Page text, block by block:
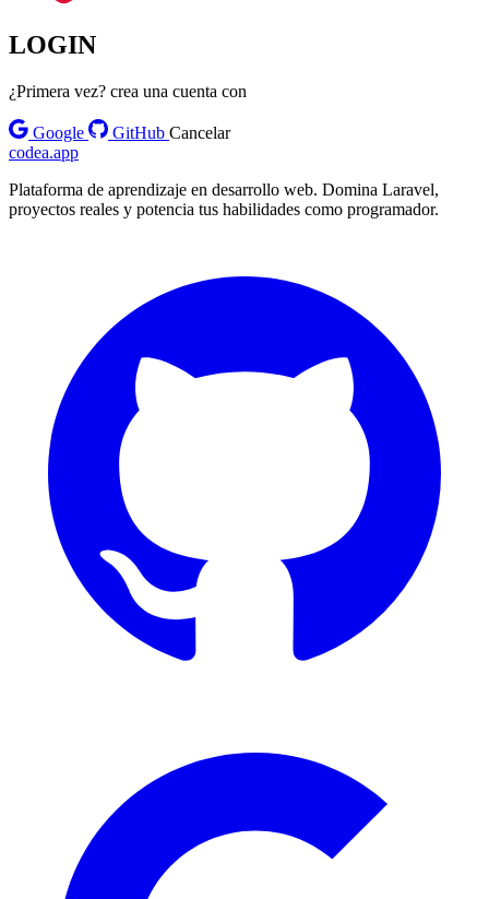
LOGIN
¿Primera vez? crea una cuenta con
Google GitHub Cancelar
codea.app
Plataforma de aprendizaje en desarrollo web. Domina Laravel,
proyectos reales y potencia tus habilidades como programador.